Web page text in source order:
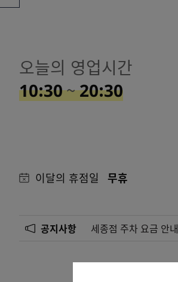
오늘의 영업시간
10:30~20:30
이달의 휴점일 무휴
공지사항 세종점 주차 요금 안내